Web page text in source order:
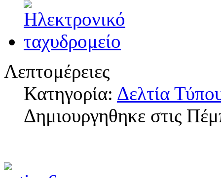
Λεπτομέρειες
Κατηγορία: Δελτία
Δημιουργηθηκε στις